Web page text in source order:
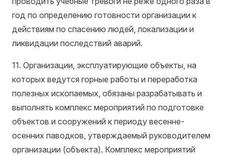
год по определению готовности организации к
действиям по спасению людей, локализации и
ликвидации последствий аварий.
11. Организации, эксплуатирующие объекты, на
которых ведутся горные работы и переработка
полезных ископаемых, обязаны разрабатывать и
выполнять комплекс мероприятий по подготовке
объектов и сооружений к периоду весенне-
осенних паводков, утверждаемый руководителем
организации (объекта). Комплекс мероприятий